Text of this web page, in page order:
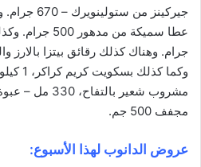
جيركينز من
وكما
مجفف 500 جم.
عروض الدانوب لهذا الأسبوع: